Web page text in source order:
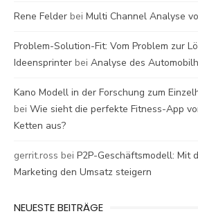
Rene Felder bei Multi Channel Analyse
Problem-Solution-Fit: Vom Problem zur
Ideensprinter bei Analyse des
Kano Modell in der Forschung zum
bei Wie sieht die perfekte Fitness-App
Ketten aus?
gerrit.ross bei P2P-Geschäftsmodell: Mit
Marketing den Umsatz steigern
NEUESTE BEITRÄGE